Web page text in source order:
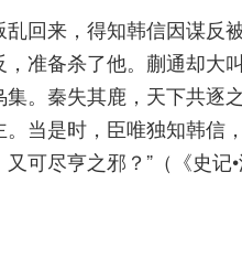
回来，得知韩信因谋反
准备杀了他。蒯通却大
。秦失其鹿，天下共逐
当是时，臣唯独知韩信
可尽亨之邪？”（《史